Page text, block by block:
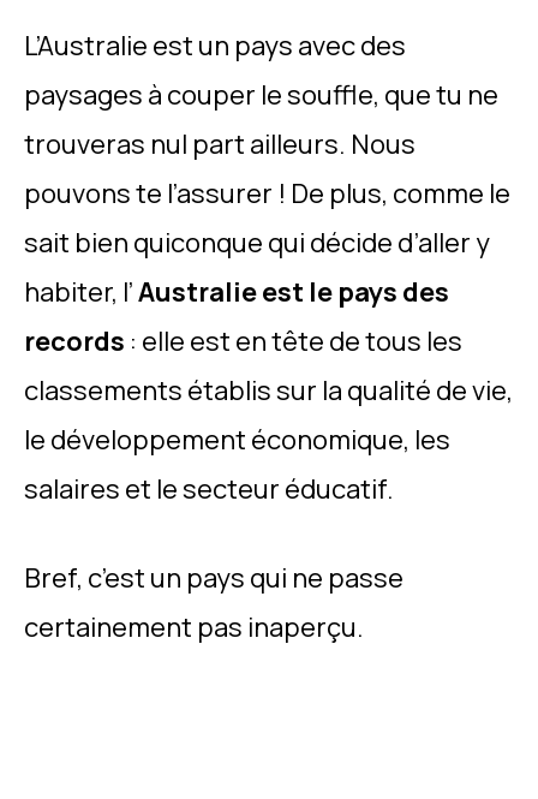
L’Australie est un pays avec des
paysages à couper le souffle, que tu ne
trouveras nul part ailleurs. Nous
pouvons te l’assurer ! De plus, comme le
sait bien quiconque qui décide d’aller y
habiter, l’Australie est le pays des
records : elle est en tête de tous les
classements établis sur la qualité de vie,
le développement économique, les
salaires et le secteur éducatif.
Bref, c’est un pays qui ne passe
certainement pas inaperçu.